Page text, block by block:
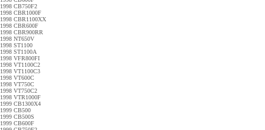
1998 CB750F2
1998 CBR1000F
1998 CBR1100XX
1998 CBR600F
1998 CBR900RR
1998 NT650V
1998 ST1100
1998 ST1100A
1998 VFR800FI
1998 VT1100C2
1998 VT1100C3
1998 VT600C
1998 VT750C
1998 VT750C2
1998 VTR1000F
1999 CB1300X4
1999 CB500
1999 CB500S
1999 CB600F